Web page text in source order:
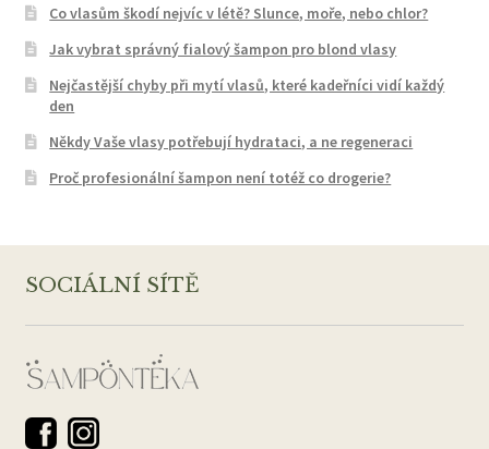
Co vlasům škodí nejvíc v létě? Slunce, moře, nebo chlor?
Jak vybrat správný fialový šampon pro blond vlasy
Nejčastější chyby při mytí vlasů, které kadeřníci vidí každý
den
Někdy Vaše vlasy potřebují hydrataci, a ne regeneraci
Proč profesionální šampon není totéž co drogerie?
SOCIÁLNÍ SÍTĚ